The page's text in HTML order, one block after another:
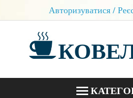
Авторизуватися /